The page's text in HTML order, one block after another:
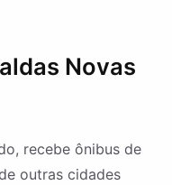
Novas
recebe ônibus de
outras cidades